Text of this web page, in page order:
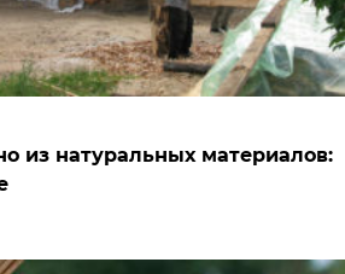
из натуральных материалов: